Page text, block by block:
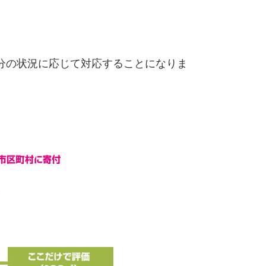
状況に応じて対応することになりま